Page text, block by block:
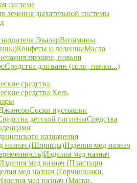
система
лечения дыхательной системы
ЭваларВитамины
Конфеты и леденцыМасла
повыш
Средства для ванн (соли, пенки...)
средства
средства Хель
Соски пустышки
детской гигиеныСредства
назначения
назнач (Шприцы)Изделия мед назнач
Изделия мед назнач
мед назнач (Пластыри
мед назнач (Горчишники,
мед назнач (Маски,